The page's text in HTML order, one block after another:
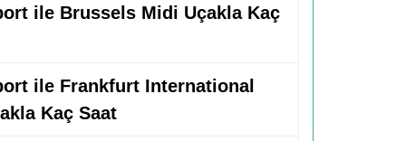
ile Brussels Midi Uçakla Kaç
ile Frankfurt International
Kaç Saat